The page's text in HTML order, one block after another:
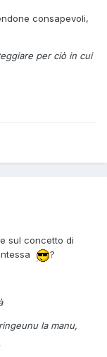
consapevoli,
per ciò in cui
sul concetto di
?
la manu,